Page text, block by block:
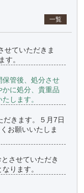
一覧
せていただきま
す。
保管後、処分させ
に処分、貴重品
します。
だきます。５月7日
お願いいたしま
させていただき
ります。